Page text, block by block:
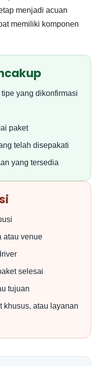
menjadi acuan
memiliki komponen
yang dikonfirmasi
paket
telah disepakati
yang tersedia
atau venue
selesai
tujuan
khusus, atau layanan